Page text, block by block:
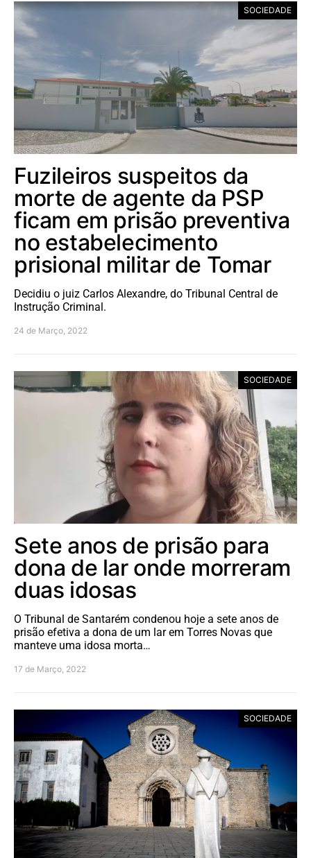
SOCIEDADE
Fuzileiros suspeitos da
morte de agente da PSP
ficam em prisão preventiva
no estabelecimento
prisional militar de Tomar
Decidiu o juiz Carlos Alexandre, do Tribunal Central de
Instrução Criminal.
24 de Março, 2022
SOCIEDADE
Sete anos de prisão para
dona de lar onde morreram
duas idosas
O Tribunal de Santarém condenou hoje a sete anos de
prisão efetiva a dona de um lar em Torres Novas que
manteve uma idosa morta…
17 de Março, 2022
SOCIEDADE